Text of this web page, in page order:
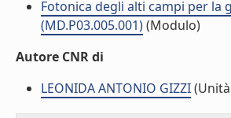
Fotonica degli alti campi per la
(MD.P03.005.001)(Modulo)
Autore CNR di
LEONIDA ANTONIO GIZZI